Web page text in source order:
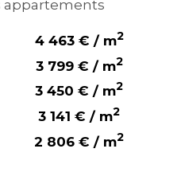
appartements
4 463 € / m2
3 799 € / m2
3 450 € / m2
3 141 € / m2
2 806 € / m2